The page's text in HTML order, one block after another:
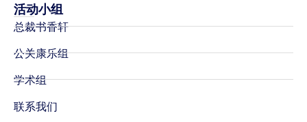
活动小组
总裁书香轩
公关康乐组
学术组
联系我们